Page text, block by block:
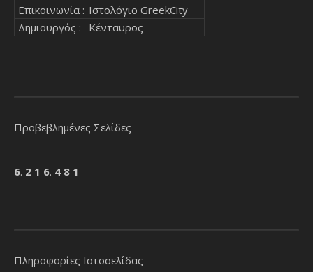
Επικοινωνία : Ιστολόγιο GreekCity
Δημιουργός :
Κένταυρος
Προβεβλημένες Σελίδες
6. 2 1 6. 4 8 1
Πληροφορίες Ιστοσελίδας